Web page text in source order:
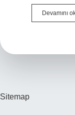
Devamını
Sitemap